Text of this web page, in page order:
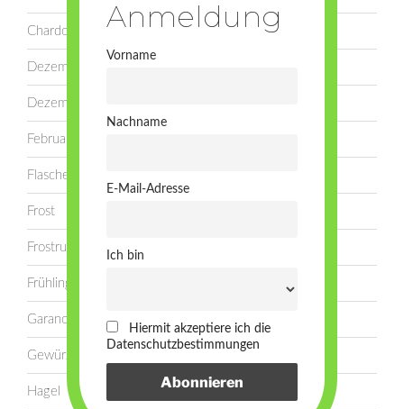
Chardonnay
Dezember
Dezember
Februar
Flasche
Frost
Frostruten
Frühling
Garanoir
Gewürztraminer
Hagel
Vorname
Nachname
E-Mail-Adresse
Ich bin
Hiermit akzeptiere ich die
Datenschutzbestimmungen